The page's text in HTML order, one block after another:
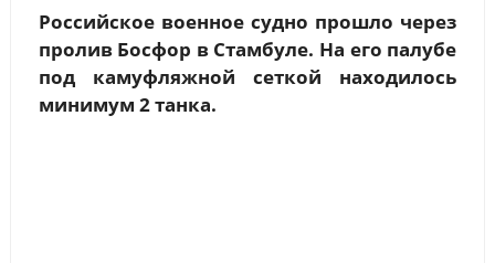
Российское военное судно прошло через
пролив Босфор в Стамбуле. На его палубе
под камуфляжной сеткой находилось
минимум 2 танка.